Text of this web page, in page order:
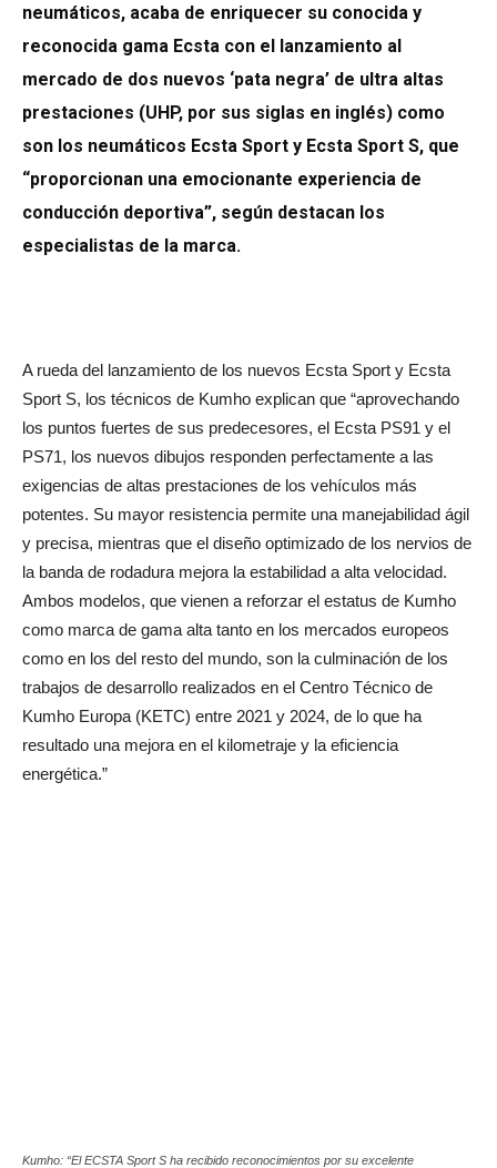
neumáticos, acaba de enriquecer su conocida y
reconocida gama Ecsta con el lanzamiento al
mercado de dos nuevos ‘pata negra’ de ultra altas
prestaciones (UHP, por sus siglas en inglés) como
son los neumáticos Ecsta Sport y Ecsta Sport S, que
“proporcionan una emocionante experiencia de
conducción deportiva”, según destacan los
especialistas de la marca.
A rueda del lanzamiento de los nuevos Ecsta Sport y Ecsta
Sport S, los técnicos de Kumho explican que “aprovechando
los puntos fuertes de sus predecesores, el Ecsta PS91 y el
PS71, los nuevos dibujos responden perfectamente a las
exigencias de altas prestaciones de los vehículos más
potentes. Su mayor resistencia permite una manejabilidad ágil
y precisa, mientras que el diseño optimizado de los nervios de
la banda de rodadura mejora la estabilidad a alta velocidad.
Ambos modelos, que vienen a reforzar el estatus de Kumho
como marca de gama alta tanto en los mercados europeos
como en los del resto del mundo, son la culminación de los
trabajos de desarrollo realizados en el Centro Técnico de
Kumho Europa (KETC) entre 2021 y 2024, de lo que ha
resultado una mejora en el kilometraje y la eficiencia
energética.”
Kumho: “El ECSTA Sport S ha recibido reconocimientos por su excelente